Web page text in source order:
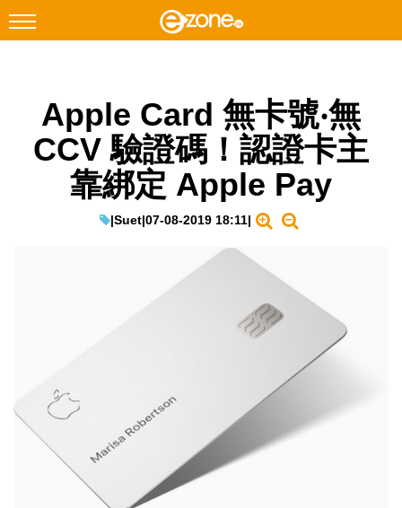
Facebook Instagram
科技焦點
Enterprise Digital Transformation
特集
Apple Card 無卡號‧無
CCV 驗證碼！認證卡主
靠綁定 Apple Pay
|Suet|07-08-2019 18:11|